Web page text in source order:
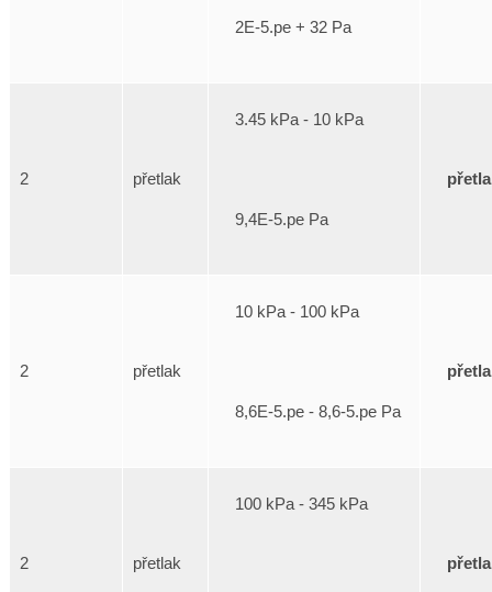
2E-5.pe + 32 Pa
2 přetlak
3.45 kPa - 10 kPa
9,4E-5.pe Pa
2 přetlak
10 kPa - 100 kPa
8,6E-5.pe - 8,6-5.pe Pa
2 přetlak
100 kPa - 345 kPa